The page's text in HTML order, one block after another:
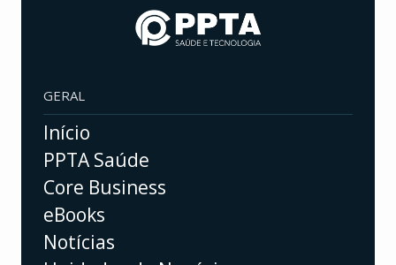
GERAL
Início
PPTA Saúde
Core Business
eBooks
Notícias